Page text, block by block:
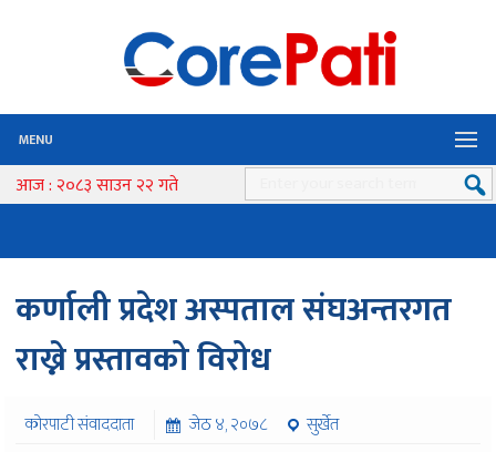
MENU
आज : २०८३ साउन २२ गते
कर्णाली प्रदेश अस्पताल संघअन्तरगत
राख्ने प्रस्तावको विरोध
कोरपाटी संवाददाता जेठ ४, २०७८
सुर्खेत